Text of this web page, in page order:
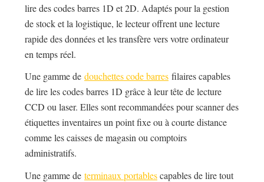
lire des codes barres 1D et 2D. Adaptés pour la gestion
de stock et la logistique, le lecteur offrent une lecture
rapide des données et les transfère vers votre ordinateur
en temps réel.
Une gamme de douchettes code barres filaires capables
de lire les codes barres 1D grâce à leur tête de lecture
CCD ou laser. Elles sont recommandées pour scanner des
étiquettes inventaires un point fixe ou à courte distance
comme les caisses de magasin ou comptoirs
administratifs.
Une gamme de terminaux portablescapables de lire tout